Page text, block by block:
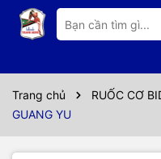
Trang chủ RUỐC CƠ
GUANG YU
Thông số kỹ thuật
Ruốc Quấn cán cơ bida,
chất liệu : vải su kết hợp có